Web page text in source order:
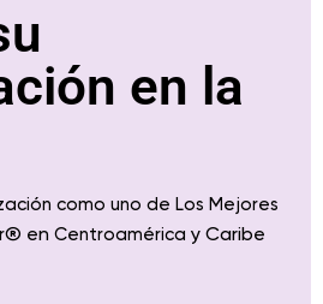
en la
como uno de Los Mejores
® en Centroamérica y Caribe